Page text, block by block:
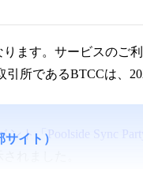
ります。サービスのご
所であるBTCCは、
ト「Poolside Sync
サイト）